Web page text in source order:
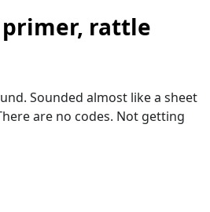
primer, rattle
Sounded almost like a sheet
are no codes. Not getting